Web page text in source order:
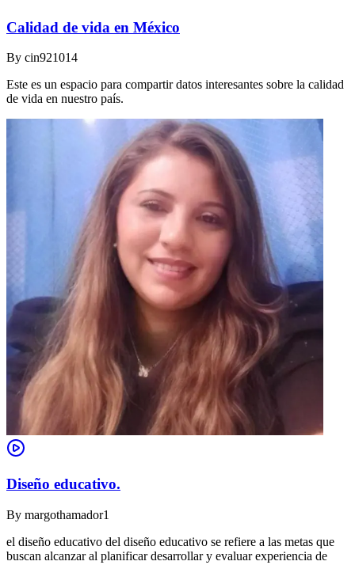
Calidad de vida en México
By cin921014
Este es un espacio para compartir datos interesantes sobre la calidad
de vida en nuestro país.
Diseño educativo.
By margothamador1
el diseño educativo del diseño educativo se refiere a las metas que
buscan alcanzar al planificar desarrollar y evaluar experiencia de